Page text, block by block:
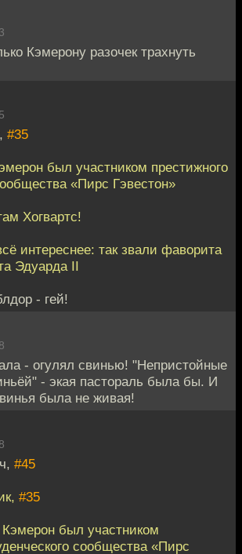
Кэмерону разочек трахнуть
#35
был участником престижного
«Пирс Гэвестон»
Хогвартс!
интереснее: так звали фаворита
Эдуарда II
- гей!
- огулял свинью! "Непристойные
- экая пастораль была бы. И
была не живая!
#45
#35
был участником
сообщества «Пирс